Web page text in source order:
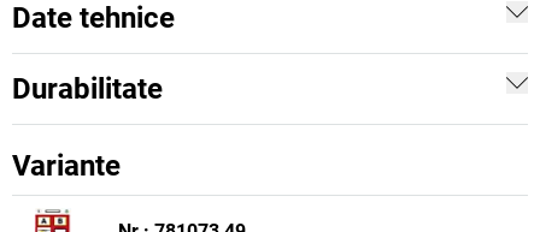
Date tehnice
Durabilitate
Variante